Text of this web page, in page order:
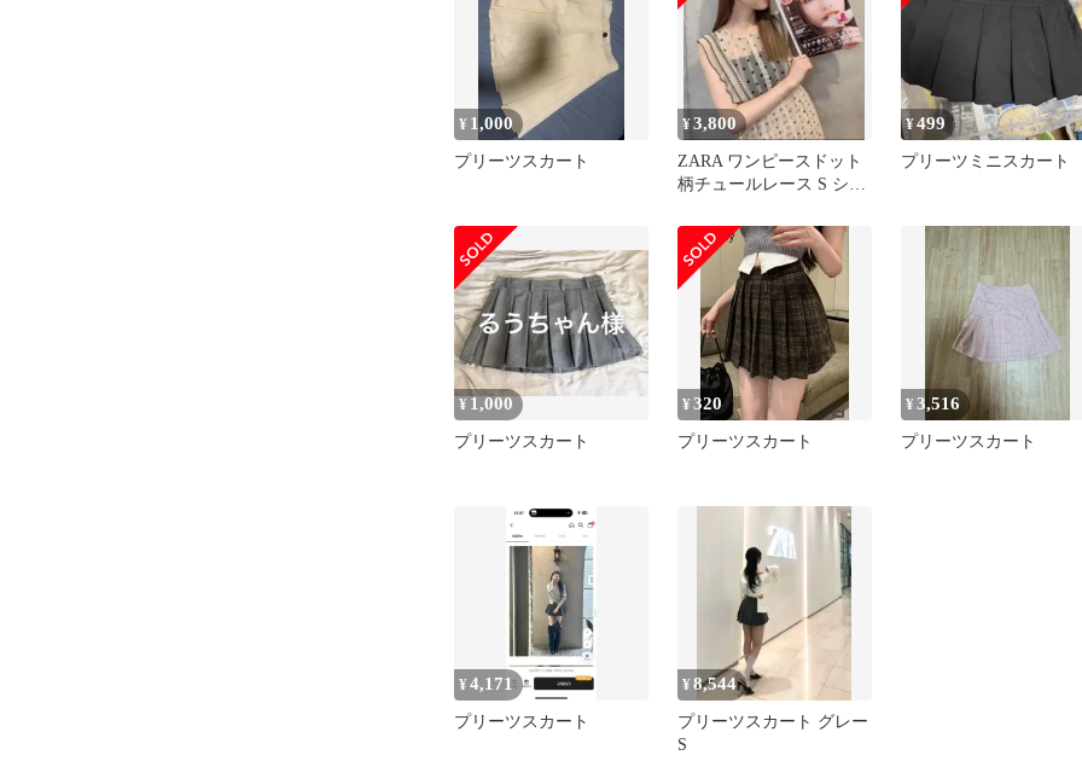
¥ 1,000
プリーツスカート
¥3,800
ZARA ワンピースドット
柄チュールレース S シア
¥499
プリーツミニスカート
¥1,000
プリーツスカート
¥320
プリーツスカート
¥3,516
プリーツスカート
¥4,171
プリーツスカート
¥8,544
プリーツスカート グレー
S